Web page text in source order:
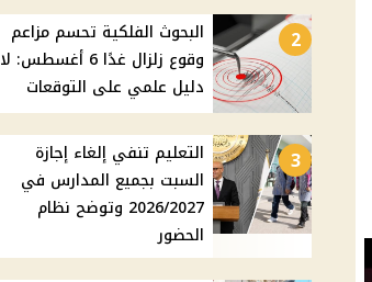
2
البحوث الفلكية تحسم مزاعم
وقوع زلزال غدًا 6 أغسطس: لا
دليل علمي على التوقعات
3
التعليم تنفي إلغاء إجازة
السبت بجميع المدارس في
2026/2027 وتوضح نظام
الحضور